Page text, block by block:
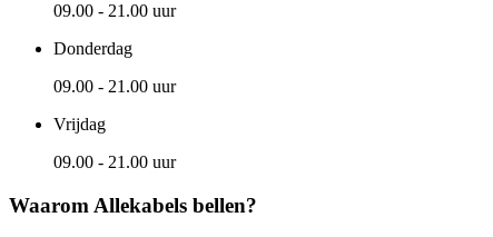
09.00 - 21.00 uur
Donderdag
09.00 - 21.00 uur
Vrijdag
09.00 - 21.00 uur
Waarom Allekabels bellen?